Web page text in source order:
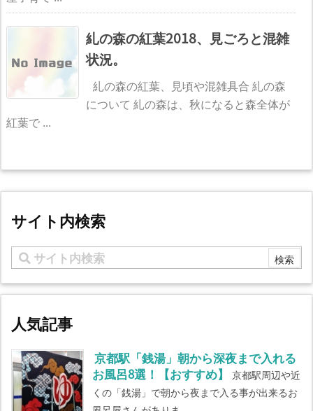
糺の森の紅葉2018、見ごろと混雑
状況。
糺の森の紅葉、見頃や混雑具合 糺の森
について 糺の森は、秋になると森全体が
紅葉で ...
サイト内検索
人気記事
京都駅「銭湯」朝から深夜まで入れる
お風呂8選！【おすすめ】
京都駅周辺や近
くの「銭湯」で朝から夜まで入る事が出来るお